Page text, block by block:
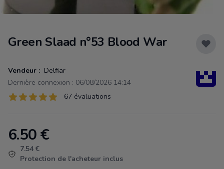
Green Slaad n°53 Blood War
Vendeur : Delfiar
Dernière connexion : 06/08/2026 14:14
Évaluations
67 sur 5 étoiles 67 évaluations
Product information
6.50€
7.54 €
Protection de l'acheteur inclus